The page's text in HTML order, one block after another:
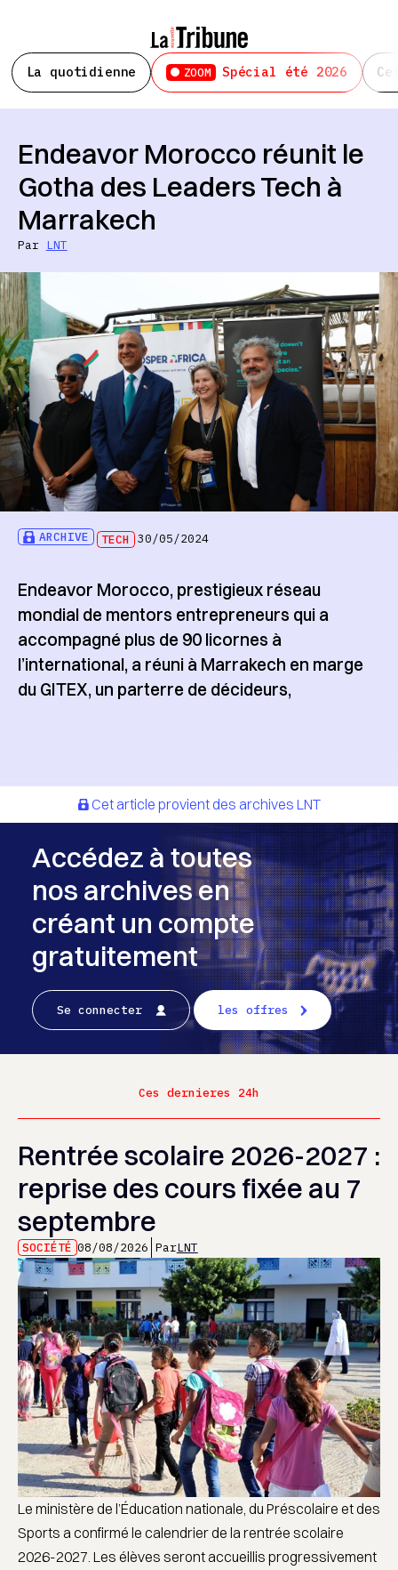
La quotidienne ZOOM Spécial été 2026
ARCHIVE TECH 30/05/2024
Endeavor Morocco réunit le
Gotha des Leaders Tech à
Marrakech
Par LNT
Endeavor Morocco, prestigieux réseau
mondial de mentors entrepreneurs qui a
accompagné plus de 90 licornes à
l’international, a réuni à Marrakech en marge
du GITEX, un parterre de décideurs,
Cet article provient des archives LNT
Accédez à toutes
nos archives en
créant un compte
gratuitement
Se connecter les offres
Ces dernieres 24h
Rentrée scolaire 2026-2027 :
reprise des cours fixée au 7
septembre
SOCIÉTÉ 08/08/2026 ParLNT
Le ministère de l’Éducation nationale, du Préscolaire et des
Sports a confirmé le calendrier de la rentrée scolaire
2026-2027. Les élèves seront accueillis progressivement